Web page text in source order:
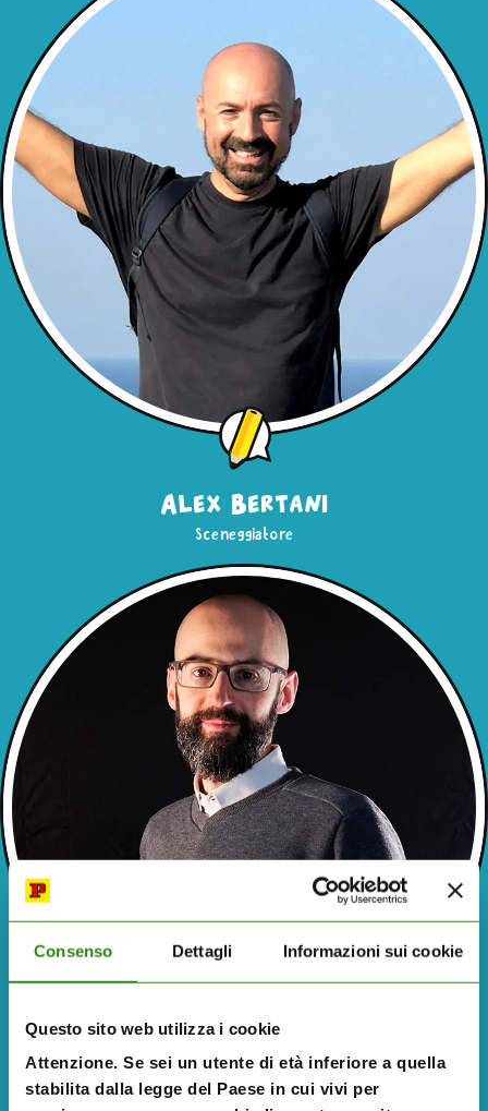
Consenso Dettagli Informazioni sui cookie
Questo sito web utilizza i cookie
Attenzione. Se sei un utente di età inferiore a quella
stabilita dalla legge del Paese in cui vivi per
Alex Bertani
Sceneggiatore